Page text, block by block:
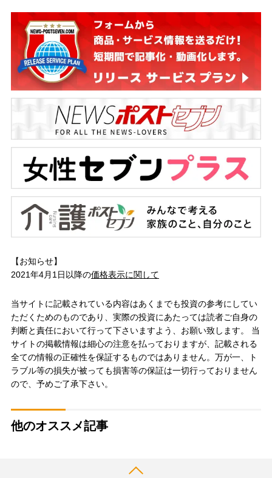
【お知らせ】
2021年4月1日以降の価格表示に関して
当サイトに記載されている内容はあくまでも投資の参考にしてい
ただくためのものであり、実際の投資にあたっては読者ご自身の
判断と責任において行って下さいますよう、お願い致します。 当
サイトの掲載情報は細心の注意を払っておりますが、記載される
全ての情報の正確性を保証するものではありません。万が一、ト
ラブル等の損失が被っても損害等の保証は一切行っておりません
ので、予めご了承下さい。
他のオススメ記事